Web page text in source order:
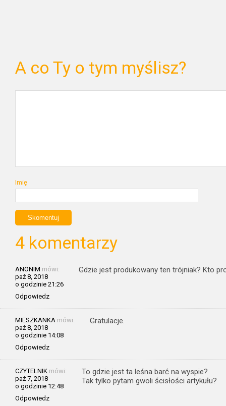
A co Ty o tym myślisz?
Imię
4 komentarzy
ANONIM mówi:
paź 8, 2018
o godzinie 21:26
Odpowiedz
Gdzie jest produkowany ten trójniak? Kto
MIESZKANKA mówi:
paź 8, 2018
o godzinie 14:08
Odpowiedz
Gratulacje.
CZYTELNIK mówi:
paź 7, 2018
o godzinie 12:48
Odpowiedz
To gdzie jest ta leśna barć na wyspie?
Tak tylko pytam gwoli ścisłości artykułu?